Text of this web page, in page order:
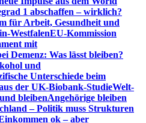
1 abschaffen – wirklich?
für Arbeit, Gesundheit und
WestfalenEU-Kommission
mit
Demenz: Was lässt bleiben?
und
Unterschiede beim
der UK-Biobank-StudieWelt-
bleibenAngehörige bleiben
– Politik muss Strukturen
ok – aber